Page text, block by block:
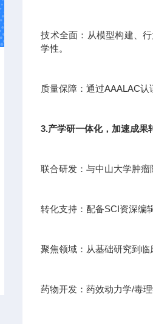
技术全面：从模型构建、
学性。
质量保障：通过AAALAC
3.产学研一体化，加速成果
联合研发：与中山大学肿
转化支持：配备SCI资深编
聚焦领域：从基础研究到临
药物开发：药效动力学/毒